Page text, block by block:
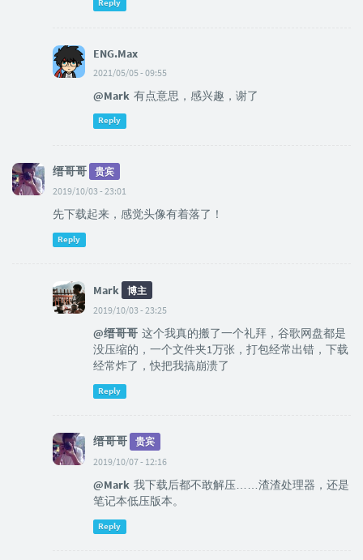
Reply
ENG.Max
2021/05/05 - 09:55
@Mark 有点意思，感兴趣，谢了
Reply
缙哥哥
贵宾
2019/10/03 - 23:01
先下载起来，感觉头像有着落了！
Reply
Mark
博主
2019/10/03 - 23:25
@缙哥哥 这个我真的搬了一个礼拜，谷歌网盘都是
没压缩的，一个文件夹1万张，打包经常出错，下载
经常炸了，快把我搞崩溃了
Reply
缙哥哥
贵宾
2019/10/07 - 12:16
@Mark 我下载后都不敢解压……渣渣处理器，还是
笔记本低压版本。
Reply